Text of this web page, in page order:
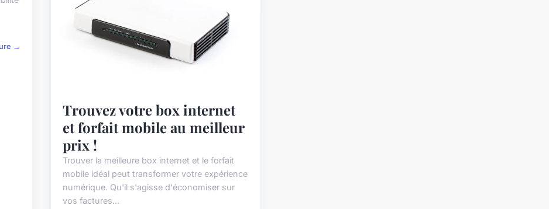
→
Trouvez votre box internet
et forfait mobile au meilleur
prix !
Trouver la meilleure box internet et le forfait
mobile idéal peut transformer votre expérience
numérique. Qu'il s'agisse d'économiser sur
vos factures...